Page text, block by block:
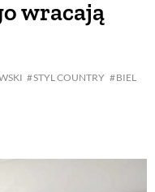
wracają
STYL COUNTRY BIEL